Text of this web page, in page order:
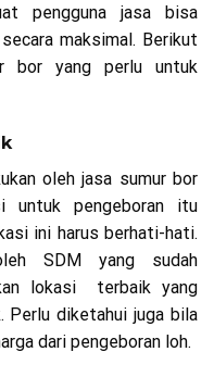
pengguna jasa bisa
maksimal. Berikut
bor yang perlu untuk
oleh jasa sumur bor
untuk pengeboran itu
ini harus berhati-hati.
SDM yang sudah
lokasi terbaik yang
Perlu diketahui juga bila
dari pengeboran loh.